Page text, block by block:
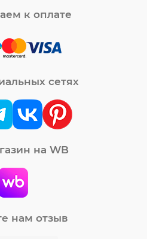
к оплате
сетях
на WB
нам отзыв